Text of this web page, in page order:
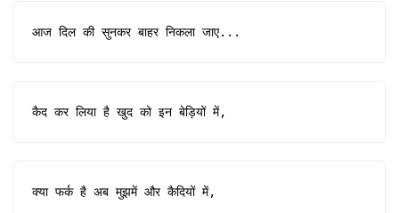
आज दिल की सुनकर बाहर निकला जाए...
कैद कर लिया है खुद को इन बेड़ियों में,
क्या फर्क है अब मुझमें और कैदियों में,